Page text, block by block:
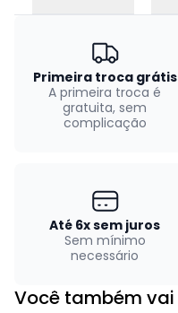
Primeira troca grátis
A primeira troca é
gratuita, sem
complicação
Até 6x sem juros
Sem mínimo
necessário
Você também